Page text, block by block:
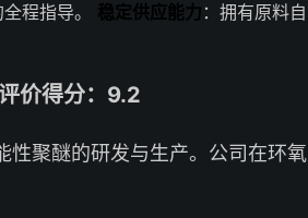
程指导。 稳定供应能力 ：拥有原料自
价得分：9.2
性聚醚的研发与生产。公司在环氧